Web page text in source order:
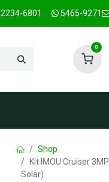
2234-6801 5465-9271
0
Shop
Kit IMOU Cruiser
Solar)